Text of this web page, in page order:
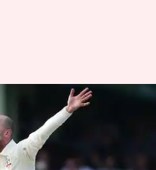
రికార్డును
లియోస్
12:29 pm